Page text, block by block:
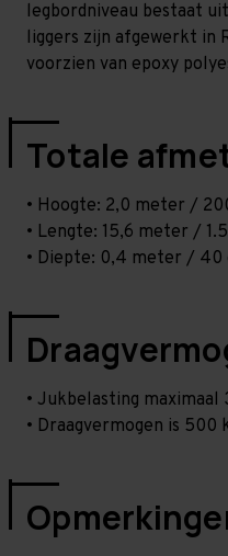
legbordniveau bestaat
liggers zijn afgewerkt in
voorzien van epoxy
Totale
• Hoogte: 2,0 meter /
• Lengte: 15,6 meter /
• Diepte: 0,4 meter /
• Jukbelasting
• Draagvermogen is